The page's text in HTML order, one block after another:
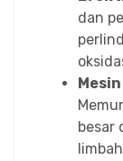
dan
besar